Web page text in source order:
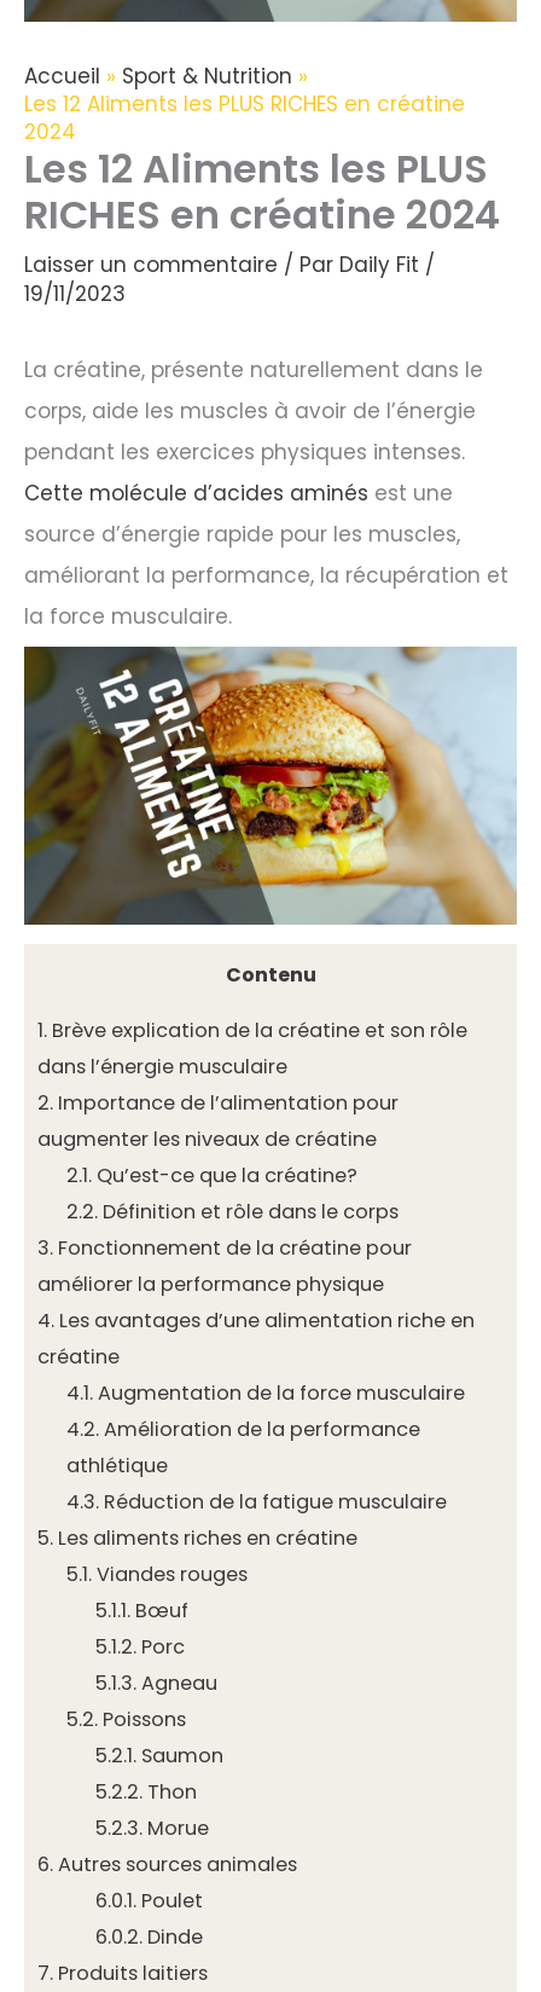
Accueil
Sport & Nutrition
Les 12 Aliments les PLUS RICHES en créatine
2024
Les 12 Aliments les PLUS
RICHES en créatine 2024
Laisser un commentaire / Par Daily Fit /
19/11/2023
La créatine, présente naturellement dans le
corps, aide les muscles à avoir de l’énergie
pendant les exercices physiques intenses.
Cette molécule d’acides aminés est une
source d’énergie rapide pour les muscles,
améliorant la performance, la récupération et
la force musculaire.
Contenu
1. Brève explication de la créatine et son rôle
dans l’énergie musculaire
2. Importance de l’alimentation pour
augmenter les niveaux de créatine
2.1. Qu’est-ce que la créatine?
2.2. Définition et rôle dans le corps
3. Fonctionnement de la créatine pour
améliorer la performance physique
4. Les avantages d’une alimentation riche en
créatine
4.1.Augmentation de la force musculaire
4.2.Amélioration de la performance
athlétique
4.3. Réduction de la fatigue musculaire
5. Les aliments riches en créatine
5.1.Viandes rouges
5.1.1. Bœuf
5.1.2. Porc
5.1.3.Agneau
5.2. Poissons
5.2.1. Saumon
5.2.2. Thon
5.2.3. Morue
6.Autres sources animales
6.0.1. Poulet
6.0.2. Dinde
7. Produits laitiers